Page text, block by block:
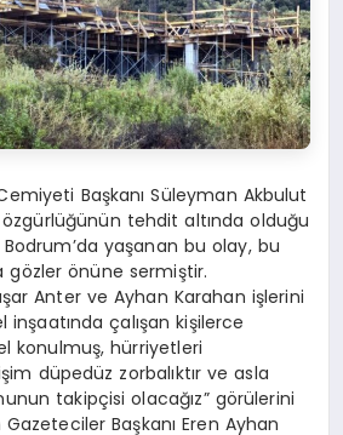
Başkanı Süleyman Akbulut
özgürlüğünün tehdit altında olduğu
yaşanan bu olay, bu
gözler önüne sermiştir.
Anter ve Ayhan Karahan işlerini
inşaatında çalışan kişilerce
konulmuş, hürriyetleri
düpedüz zorbalıktır ve asla
takipçisi olacağız” görülerini
Başkanı Eren Ayhan